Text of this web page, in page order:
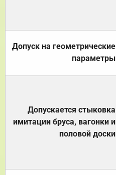
Допуск на геометрические
параметры
Допускается стыковка
имитации бруса, вагонки и
половой доски